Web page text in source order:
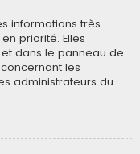
informations très
priorité. Elles
dans le panneau de
les
administrateurs du